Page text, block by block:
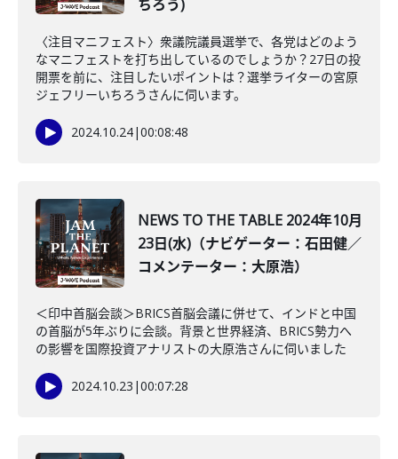
ちろう)
〈注目マニフェスト〉衆議院議員選挙で、各党はどのよう
なマニフェストを打ち出しているのでしょうか？27日の投
開票を前に、注目したいポイントは？選挙ライターの宮原
ジェフリーいちろうさんに伺います。
2024.10.24|00:08:48
NEWS TO THE TABLE 2024年10月
23日(水)（ナビゲーター：石田健／
コメンテーター：大原浩）
＜印中首脳会談＞BRICS首脳会議に併せて、インドと中国
の首脳が5年ぶりに会談。背景と世界経済、BRICS勢力へ
の影響を国際投資アナリストの大原浩さんに伺いました
2024.10.23 |00:07:28